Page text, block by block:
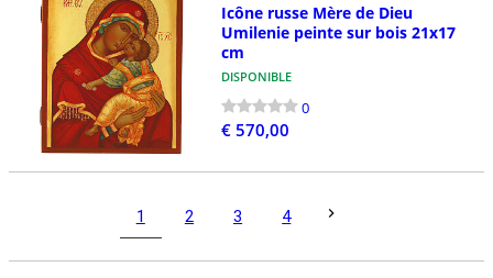
Icône russe Mère de Dieu
Umilenie peinte sur bois 21x17
cm
DISPONIBLE
0
€ 570,00
1 2 3 4